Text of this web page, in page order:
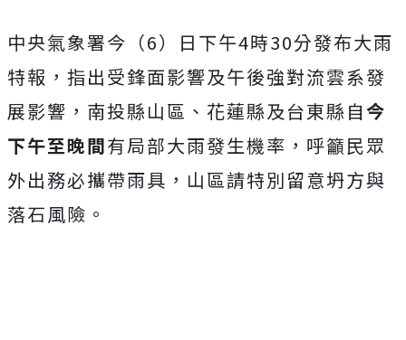
中央氣象署今（6）日下午4時30分發布大雨
特報，指出受鋒面影響及午後強對流雲系發
展影響，南投縣山區、花蓮縣及台東縣自今
下午至晚間有局部大雨發生機率，呼籲民眾
外出務必攜帶雨具，山區請特別留意坍方與
落石風險。